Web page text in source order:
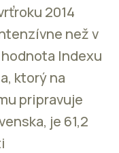
2014
než v
Indexu
ktorý na
pripravuje
je 61,2